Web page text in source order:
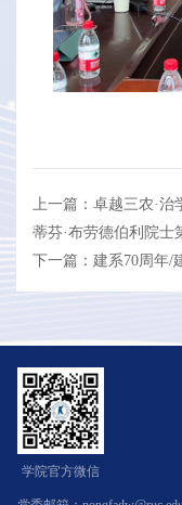
上一篇：卓越三农·
蒂芬·布劳德伯利院士
下一篇：建系70周年/
学院官方微信